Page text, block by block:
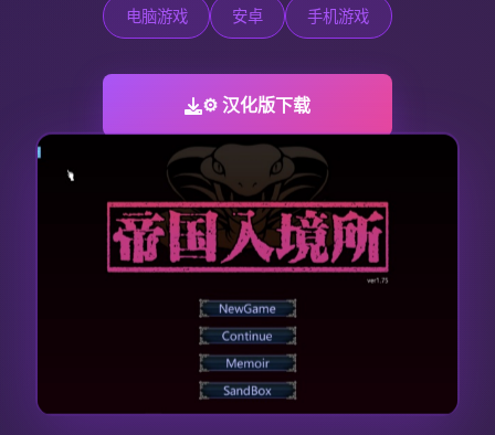
电脑游戏 安卓 手机游戏
⚙️ 汉化版下载